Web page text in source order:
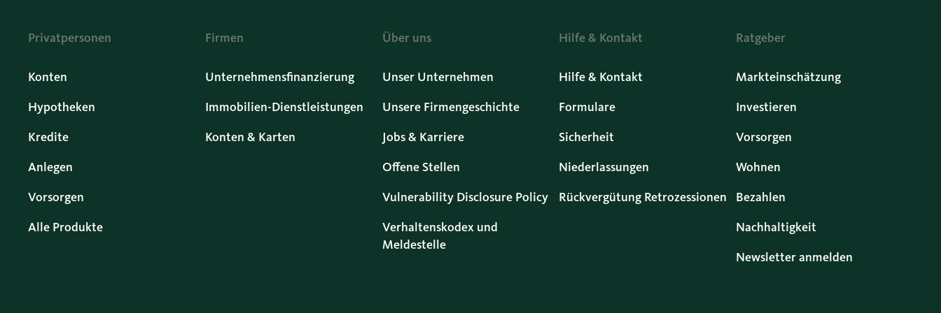
Privatpersonen
Konten
Hypotheken
Kredite
Anlegen
Vorsorgen
Alle Produkte
Firmen
Unternehmensfinanzierung
Immobilien-Dienstleistungen
Konten & Karten
Über uns
Unser Unternehmen
Unsere Firmengeschichte
Jobs & Karriere
Offene Stellen
Vulnerability Disclosure Policy
Verhaltenskodex und
Meldestelle
Hilfe & Kontakt
Hilfe & Kontakt
Formulare
Sicherheit
Niederlassungen
Rückvergütung Retrozessionen
Ratgeber
Markteinschätzung
Investieren
Vorsorgen
Wohnen
Bezahlen
Nachhaltigkeit
Newsletter anmelden